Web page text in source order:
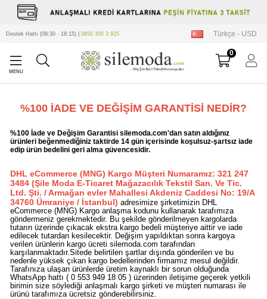
Destek Hattı (08:30 - 18:15) | 0850 305 3 925 Türkçe - USD
0
%100 İADE VE DEĞİŞİM GARANTİSİ NEDİR?
%100 İade ve Değişim Garantisi silemoda.com'dan satın aldığınız
ürünleri beğenmediğiniz taktirde 14 gün içerisinde koşulsuz-şartsız iade
edip ürün bedelini geri alma güvencesidir.
DHL eCommerce (MNG) Kargo Müşteri Numaramız: 321 247
3484 (Şile Moda E-Ticaret Mağazacılık Tekstil San. Ve Tic.
Ltd. Şti. / Armağan evler Mahallesi Akdeniz Caddesi No: 19/A
34760 Ümraniye / İstanbul) adresimize şirketimizin DHL
eCommerce (MNG) Kargo anlaşma kodunu kullanarak tarafımıza
göndermeniz gerekmektedir. Bu şekilde gönderilmeyen kargolarda
tutarın üzerinde çıkacak ekstra kargo bedeli müşteriye aittir ve iade
edilecek tutardan kesilecektir. Değişim yapıldıktan sonra kargoya
verilen ürünlerin kargo ücreti silemoda.com tarafından
karşılanmaktadır.Sitede belirtilen şartlar dışında gönderilen ve bu
nedenle yüksek çıkan kargo bedellerinden firmamız mesul değildir.
Tarafınıza ulaşan ürünlerde üretim kaynaklı bir sorun olduğunda
WhatsApp hattı ( 0 553 949 18 05 ) üzerinden iletişime geçerek yetkili
birimin size söylediği anlaşmalı kargo şirketi ve müşteri numarası ile
ürünü tarafımıza ücretsiz gönderebilirsiniz.